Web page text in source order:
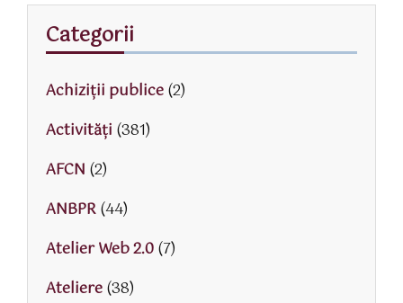
Categorii
Achiziții publice(2)
Activităţi (381)
AFCN (2)
ANBPR(44)
Atelier Web 2.0(7)
Ateliere(38)